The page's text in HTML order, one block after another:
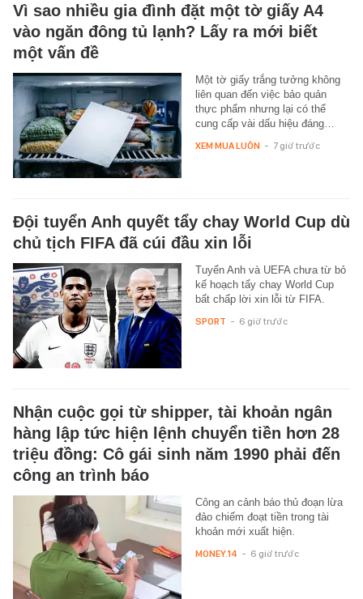
Vì sao nhiều gia đình đặt một tờ giấy A4
vào ngăn đông tủ lạnh? Lấy ra mới biết
một vấn đề
Một tờ giấy trắng tưởng không
liên quan đến việc bảo quản
thực phẩm nhưng lại có thể
cung cấp vài dấu hiệu đáng…
XEM MUA LUÔN - 7 giờ trước
Đội tuyển Anh quyết tẩy chay World Cup dù
chủ tịch FIFA đã cúi đầu xin lỗi
Tuyển Anh và UEFA chưa từ bỏ
kế hoạch tẩy chay World Cup
bất chấp lời xin lỗi từ FIFA.
SPORT - 6 giờ trước
Nhận cuộc gọi từ shipper, tài khoản ngân
hàng lập tức hiện lệnh chuyển tiền hơn 28
triệu đồng: Cô gái sinh năm 1990 phải đến
công an trình báo
Công an cảnh báo thủ đoạn lừa
đảo chiếm đoạt tiền trong tài
khoản mới xuất hiện.
MONEY.14 - 6 giờ trước